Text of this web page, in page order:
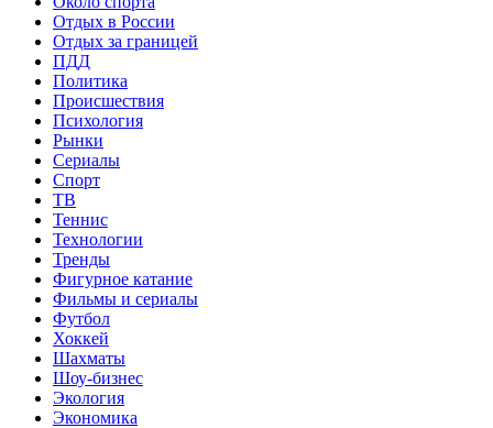
Отдых в России
Отдых за границей
ПДД
Политика
Происшествия
Психология
Рынки
Сериалы
Спорт
ТВ
Теннис
Технологии
Тренды
Фигурное катание
Фильмы и сериалы
Футбол
Хоккей
Шахматы
Шоу-бизнес
Экология
Экономика